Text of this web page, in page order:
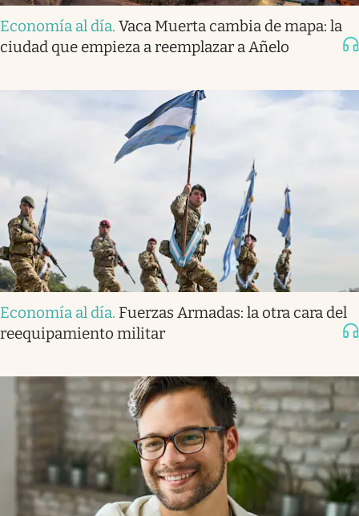
Economía al día. Vaca Muerta cambia de mapa: la
ciudad que empieza a reemplazar a Añelo
Economía al día. Fuerzas Armadas: la otra cara del
reequipamiento militar